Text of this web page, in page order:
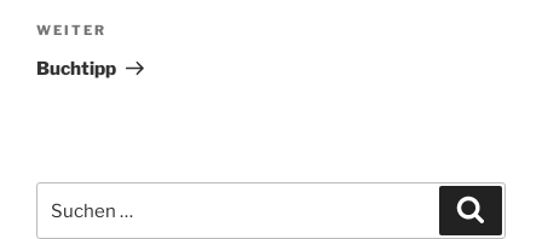
Nächster
Beitrag
WEITER
Buchtipp
nach: